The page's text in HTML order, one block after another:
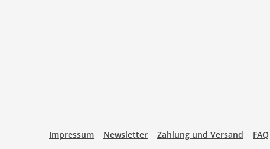
Impressum Newsletter Zahlung und Versand FAQ